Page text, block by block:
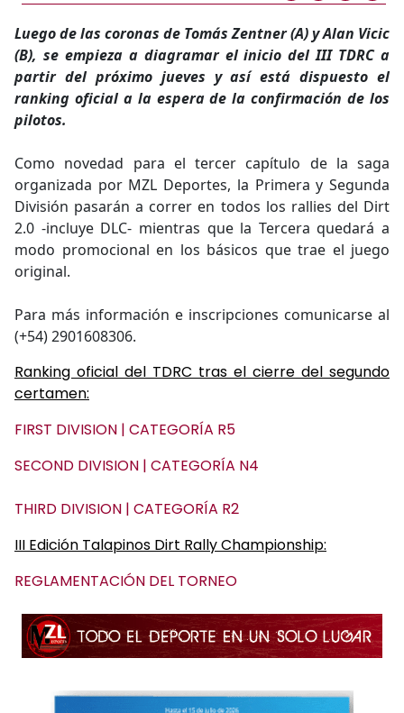
Luego de las coronas de Tomás Zentner (A) y Alan Vicic
(B), se empieza a diagramar el inicio del III TDRC a
partir del próximo jueves y así está dispuesto el
ranking oficial a la espera de la confirmación de los
pilotos.
Como novedad para el tercer capítulo de la saga
organizada por MZL Deportes, la Primera y Segunda
División pasarán a correr en todos los rallies del Dirt
2.0 -incluye DLC- mientras que la Tercera quedará a
modo promocional en los básicos que trae el juego
original.
Para más información e inscripciones comunicarse al
(+54) 2901608306.
Ranking oficial del TDRC tras el cierre del segundo
certamen:
FIRST DIVISION | CATEGORÍA R5
SECOND DIVISION | CATEGORÍA N4
THIRD DIVISION | CATEGORÍA R2
III Edición Talapinos Dirt Rally Championship:
REGLAMENTACIÓN DEL TORNEO